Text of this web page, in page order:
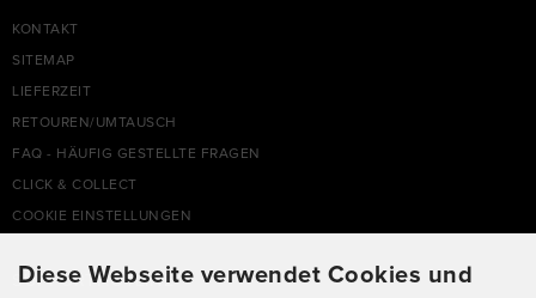
KONTAKT
SITEMAP
LIEFERZEIT
RETOUREN/UMTAUSCH
FAQ - HÄUFIG GESTELLTE FRAGEN
CLICK & COLLECT
COOKIE EINSTELLUNGEN
SUPPORTHOTLINE
Diese Webseite verwendet Cookies und